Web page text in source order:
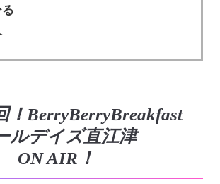
！BerryBerryBreakfast
ルデイズ直江津
ON AIR！